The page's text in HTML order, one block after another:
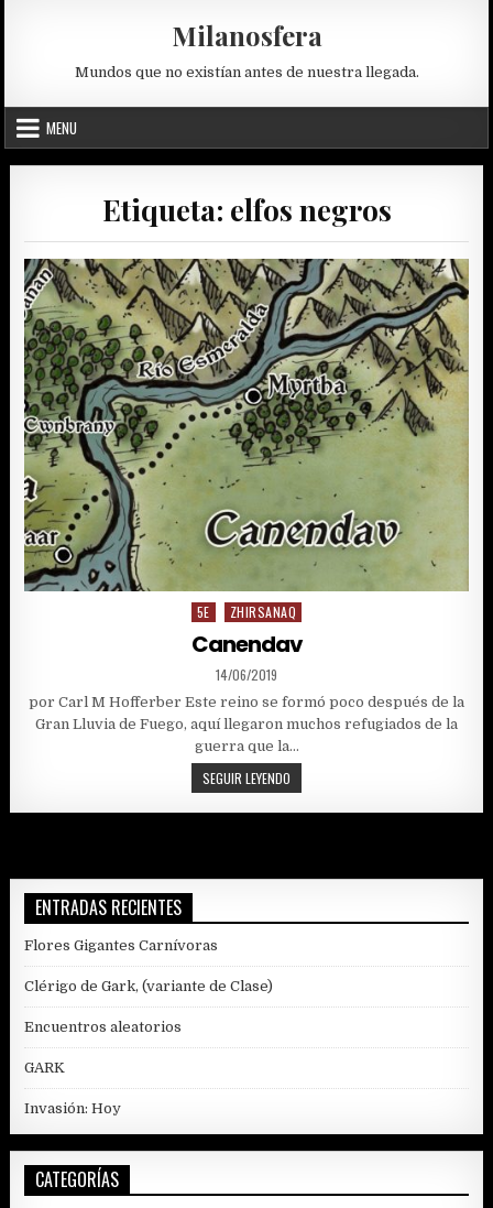
Milanosfera
Mundos que no existían antes de nuestra llegada.
MENU
Etiqueta: elfos negros
Posted
in
5E ZHIRSANAQ
Canendav
PUBLISHED
DATE:
14/06/2019
por Carl M Hofferber Este reino se formó poco después de la
Gran Lluvia de Fuego, aquí llegaron muchos refugiados de la
guerra que la…
SEGUIR LEYENDO
ENTRADAS RECIENTES
Flores Gigantes Carnívoras
Clérigo de Gark, (variante de Clase)
Encuentros aleatorios
GARK
Invasión: Hoy
CATEGORÍAS